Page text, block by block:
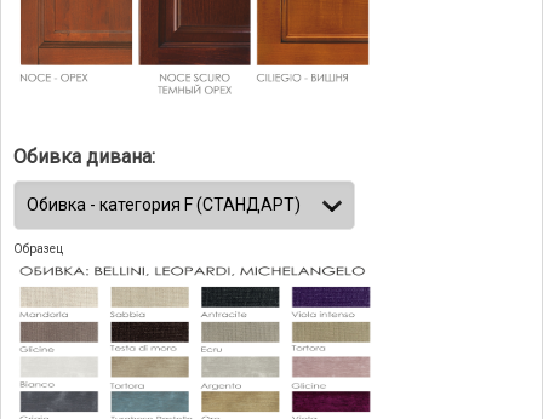
Обивка дивана:
Образец